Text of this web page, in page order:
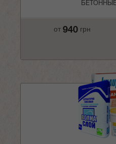
от 940грн